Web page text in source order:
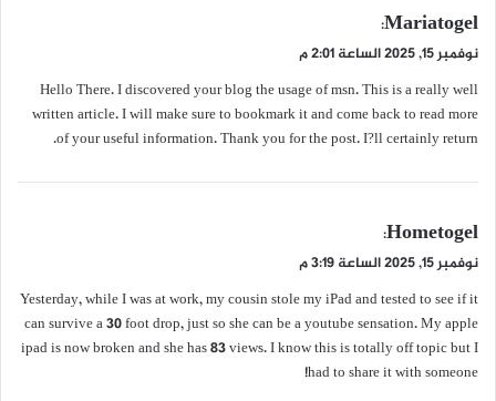
ي
ق
ل
Mariatogel
:
نوفمبر 15, 2025 الساعة 2:01 م
Hello There. I discovered your blog the usage of msn. This is a really well
written article. I will make sure to bookmark it and come back to read more
of your useful information. Thank you for the post. I?ll certainly return.
ي
ق
ل
Hometogel
:
نوفمبر 15, 2025 الساعة 3:19 م
Yesterday, while I was at work, my cousin stole my iPad and tested to see if it
can survive a 30 foot drop, just so she can be a youtube sensation. My apple
ipad is now broken and she has 83 views. I know this is totally off topic but I
had to share it with someone!